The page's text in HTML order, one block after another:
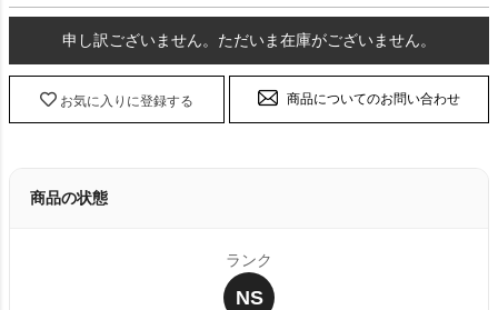
申し訳ございません。ただいま在庫がございません。
お気に入りに登録する 商品についてのお問い合わせ
商品の状態
ランク
NS